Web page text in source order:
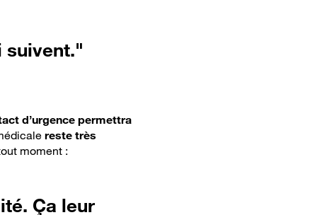
suivent."
d’urgence permettra
reste très
moment :
Ça leur